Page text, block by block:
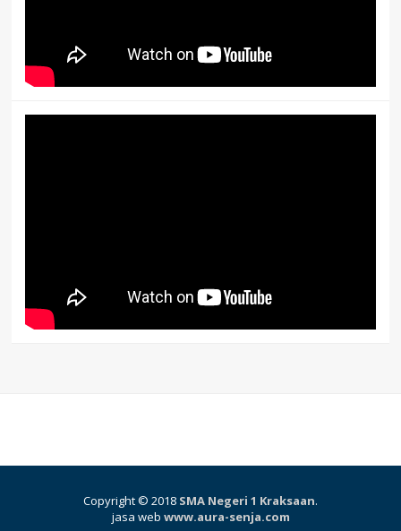
Copyright © 2018 SMA Negeri 1 Kraksaan.
jasa web www.aura-senja.com